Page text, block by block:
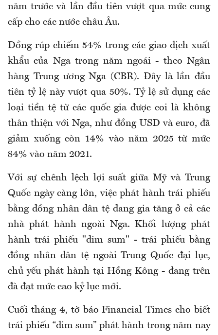
năm trước và lần đầu tiên vượt qua mức cung
cấp cho các nước châu Âu.
Đồng rúp chiếm 54% trong các giao dịch xuất
khẩu của Nga trong năm ngoái - theo Ngân
hàng Trung ương Nga (CBR). Đây là lần đầu
tiên tỷ lệ này vượt qua 50%. Tỷ lệ sử dụng các
loại tiền tệ từ các quốc gia được coi là không
thân thiện với Nga, như đồng USD và euro, đã
giảm xuống còn 14% vào năm 2025 từ mức
84% vào năm 2021.
Với sự chênh lệch lợi suất giữa Mỹ và Trung
Quốc ngày càng lớn, việc phát hành trái phiếu
bằng đồng nhân dân tệ đang gia tăng ở cả các
nhà phát hành ngoài Nga. Khối lượng phát
hành trái phiếu "dim sum" - trái phiếu bằng
đồng nhân dân tệ ngoài Trung Quốc đại lục,
chủ yếu phát hành tại Hồng Kông - đang trên
đà đạt mức cao kỷ lục mới.
Cuối tháng 4, tờ báo Financial Times cho biết
trái phiếu “dim sum” phát hành trong năm nay